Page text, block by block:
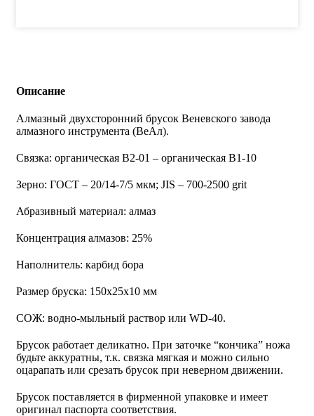
Описание
Алмазный двухсторонний брусок Веневского завода
алмазного инструмента (ВеАл).
Связка: органическая В2-01 – органическая В1-10
Зерно: ГОСТ – 20/14-7/5 мкм; JIS – 700-2500 grit
Абразивный материал: алмаз
Концентрация алмазов: 25%
Наполнитель: карбид бора
Размер бруска: 150х25х10 мм
СОЖ: водно-мыльный раствор или WD-40.
Брусок работает деликатно. При заточке “кончика” ножа
будьте аккуратны, т.к. связка мягкая и можно сильно
оцарапать или срезать брусок при неверном движении.
Брусок поставляется в фирменной упаковке и имеет
оригинал паспорта соответствия.